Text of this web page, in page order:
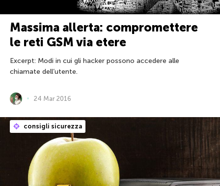
Massima allerta: compromettere
le reti GSM via etere
Excerpt: Modi in cui gli hacker possono accedere alle
chiamate dell’utente.
24 Mar 2016
consigli sicurezza